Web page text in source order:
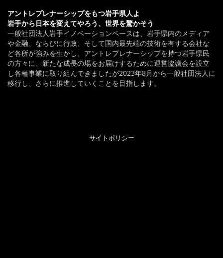
アントレプレナーシップをもつ岩手県人よ
岩手から日本を変えてやろう、世界を驚かそう
一般社団法人岩手イノベーションベースは、岩手県内のメディア
や金融、ならびに行政、そして国内最先端の技術を有する会社な
ど各所が強みを生かし、アントレプレナーシップを持つ岩手県民
の方々に、新たな成長の場をお届けするために運営協議会を設立
し各種事業に取り組んできましたが2023年8月から一般社団法人に
移行し、さらに推進していくことを目指します。
サイトポリシー